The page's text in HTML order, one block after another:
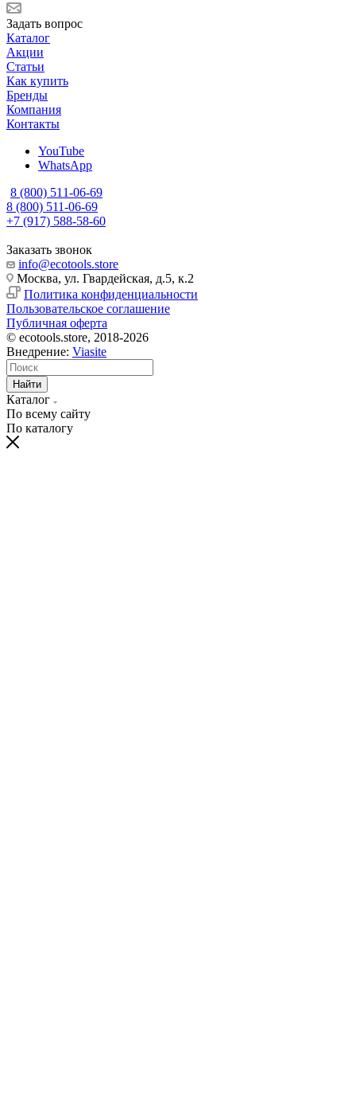
Задать вопрос
Каталог
Акции
Статьи
Как купить
Бренды
Компания
Контакты
YouTube
WhatsApp
8 (800) 511-06-69
8 (800) 511-06-69
+7 (917) 588-58-60
Заказать звонок
info@ecotools.store
Москва, ул. Гвардейская, д.5, к.2
Политика конфиденциальности
Пользовательское соглашение
Публичная оферта
© ecotools.store, 2018-2026
Внедрение: Viasite
Найти
Каталог
По всему сайту
По каталогу